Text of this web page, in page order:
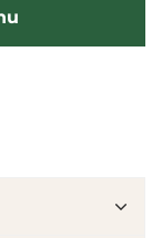
innehållet